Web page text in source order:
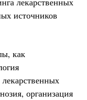
источников
как
организация